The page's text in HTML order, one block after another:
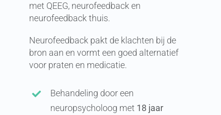
met QEEG, neurofeedback en
neurofeedback thuis.
Neurofeedback pakt de klachten bij de
bron aan en vormt een goed alternatief
voor praten en medicatie.
Behandeling door een
neuropsycholoog met 18 jaar